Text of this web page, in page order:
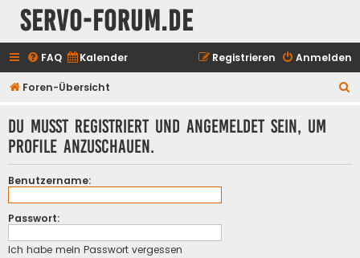
servo-forum.de
FAQ Kalender Anmelden
Registrieren
Foren-Übersicht
Du musst registriert und angemeldet sein, um
Profile anzuschauen.
Benutzername:
Passwort:
Ich habe mein Passwort vergessen